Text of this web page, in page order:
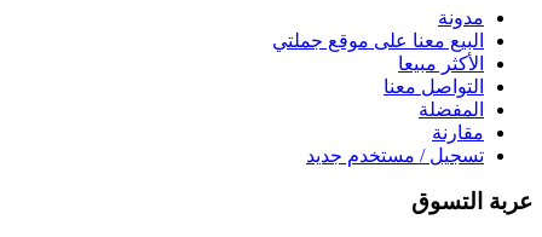
مدونة
البيع معنا على موقع جملتي
الأكثر مبيعا
التواصل معنا
المفضلة
مقارنة
تسجيل / مستخدم جديد
عربة التسوق